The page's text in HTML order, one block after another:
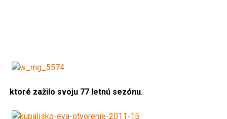
ktoré zažilo svoju 77 letnú sezónu.